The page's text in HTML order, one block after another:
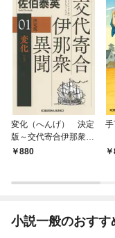
変化（へんげ） 決定
版～交代寄合伊那衆異
聞（1）～
880
手
小説一般のおすす